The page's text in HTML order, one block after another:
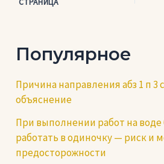
Популярное
Причина направления абз 1 п 3
объяснение
При выполнении работ на воде
работать в одиночку — риск и
предосторожности